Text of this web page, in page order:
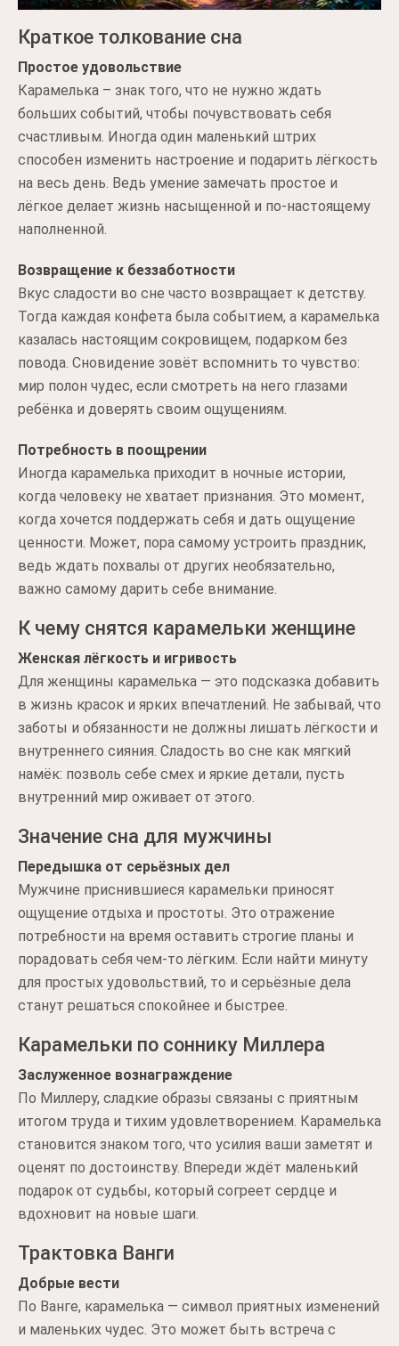
Краткое толкование сна
Простое удовольствие
Карамелька – знак того, что не нужно ждать
больших событий, чтобы почувствовать себя
счастливым. Иногда один маленький штрих
способен изменить настроение и подарить лёгкость
на весь день. Ведь умение замечать простое и
лёгкое делает жизнь насыщенной и по-настоящему
наполненной.
Возвращение к беззаботности
Вкус сладости во сне часто возвращает к детству.
Тогда каждая конфета была событием, а карамелька
казалась настоящим сокровищем, подарком без
повода. Сновидение зовёт вспомнить то чувство:
мир полон чудес, если смотреть на него глазами
ребёнка и доверять своим ощущениям.
Потребность в поощрении
Иногда карамелька приходит в ночные истории,
когда человеку не хватает признания. Это момент,
когда хочется поддержать себя и дать ощущение
ценности. Может, пора самому устроить праздник,
ведь ждать похвалы от других необязательно,
важно самому дарить себе внимание.
К чему снятся карамельки женщине
Женская лёгкость и игривость
Для женщины карамелька — это подсказка добавить
в жизнь красок и ярких впечатлений. Не забывай, что
заботы и обязанности не должны лишать лёгкости и
внутреннего сияния. Сладость во сне как мягкий
намёк: позволь себе смех и яркие детали, пусть
внутренний мир оживает от этого.
Значение сна для мужчины
Передышка от серьёзных дел
Мужчине приснившиеся карамельки приносят
ощущение отдыха и простоты. Это отражение
потребности на время оставить строгие планы и
порадовать себя чем-то лёгким. Если найти минуту
для простых удовольствий, то и серьёзные дела
станут решаться спокойнее и быстрее.
Карамельки по соннику Миллера
Заслуженное вознаграждение
По Миллеру, сладкие образы связаны с приятным
итогом труда и тихим удовлетворением. Карамелька
становится знаком того, что усилия ваши заметят и
оценят по достоинству. Впереди ждёт маленький
подарок от судьбы, который согреет сердце и
вдохновит на новые шаги.
Трактовка Ванги
Добрые вести
По Ванге, карамелька — символ приятных изменений
и маленьких чудес. Это может быть встреча с